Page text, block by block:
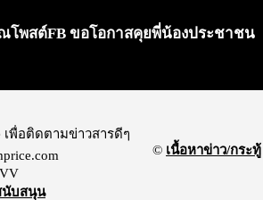
โพสต์FB ขอโอกาสคุยพี่น้องประชาชน
เพื่อติดตามข่าวสารดีๆ
นับสนุน
© เนื้อหาข่าว/กระทู้